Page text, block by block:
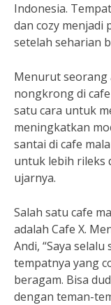
Indonesia.
dan cozy menjadi
setelah seharian
Menurut seorang
nongkrong di
satu cara untuk
meningkatkan
santai di cafe
untuk lebih rileks
ujarnya.
Salah satu cafe
adalah Cafe X.
Andi, “Saya
tempatnya yang
beragam. Bisa
dengan teman-